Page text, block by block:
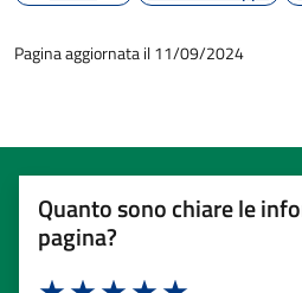
Pagina aggiornata il 11/09/2024
Quanto sono chiare le
pagina?